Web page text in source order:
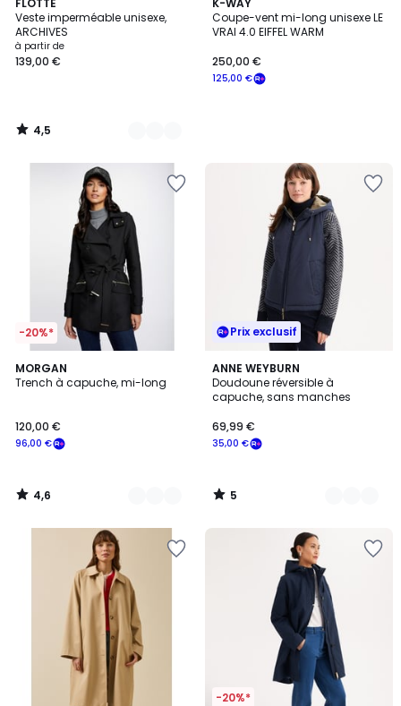
FLOTTE
Veste imperméable unisexe,
ARCHIVES
à partir de
139,00 €
/ 5
4
Couleurs
4,5
/
K-WAY
Coupe-vent mi-long unisexe LE
VRAI 4.0 EIFFEL WARM
125,00 €
250,00 €
-20%*
MORGAN
Trench à capuche, mi-long
96,00 €
120,00 €
4,6
/ 5
3
Couleurs
4,6
/
Prix exclusif
ANNE WEYBURN
Doudoune réversible à
capuche, sans manches
35,00 €
69,99 €
5
/
5
4
Couleurs
5
/
-20%*